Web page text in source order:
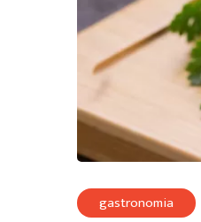
gastronomia